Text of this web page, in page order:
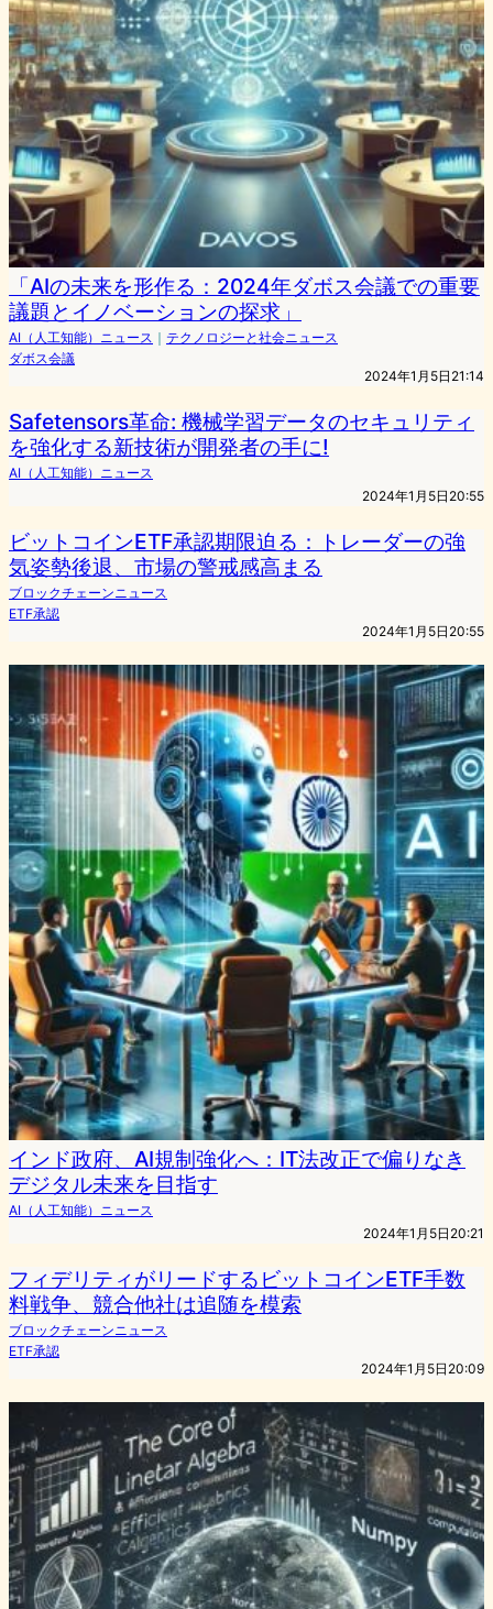
「AIの未来を形作る：2024年ダボス会議での重要
議題とイノベーションの探求」
AI（人工知能）ニュース ｜ テクノロジーと社会ニュース
ダボス会議
2024年1月5日21:14
Safetensors革命: 機械学習データのセキュリティ
を強化する新技術が開発者の手に!
AI（人工知能）ニュース
2024年1月5日20:55
ビットコインETF承認期限迫る：トレーダーの強
気姿勢後退、市場の警戒感高まる
ブロックチェーンニュース
ETF承認
2024年1月5日20:55
インド政府、AI規制強化へ：IT法改正で偏りなき
デジタル未来を目指す
AI（人工知能）ニュース
2024年1月5日20:21
フィデリティがリードするビットコインETF手数
料戦争、競合他社は追随を模索
ブロックチェーンニュース
ETF承認
2024年1月5日20:09